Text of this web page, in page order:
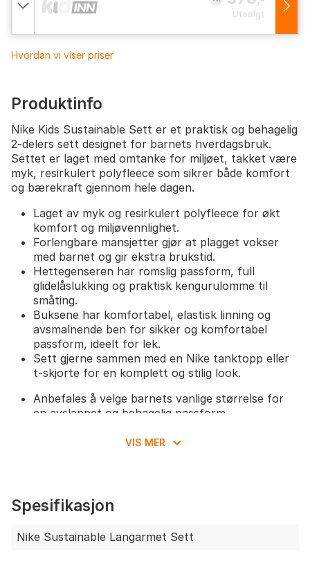
Utsolgt
Hvordan vi viser priser
Produktinfo
Nike Kids Sustainable Sett er et praktisk og behagelig
2-delers sett designet for barnets hverdagsbruk.
Settet er laget med omtanke for miljøet, takket være
myk, resirkulert polyfleece som sikrer både komfort
og bærekraft gjennom hele dagen.
Laget av myk og resirkulert polyfleece for økt
komfort og miljøvennlighet.
Forlengbare mansjetter gjør at plagget vokser
med barnet og gir ekstra brukstid.
Hettegenseren har romslig passform, full
glidelåslukking og praktisk kengurulomme til
småting.
Buksene har komfortabel, elastisk linning og
avsmalnende ben for sikker og komfortabel
passform, ideelt for lek.
Sett gjerne sammen med en Nike tanktopp eller
t-skjorte for en komplett og stilig look.
Anbefales å velge barnets vanlige størrelse for
en avslappet og behagelig passform.
fleksibilitet og lar plagget brukes selv når barnet
VIS MER
Spesifikasjon
Nike Sustainable Langarmet Sett